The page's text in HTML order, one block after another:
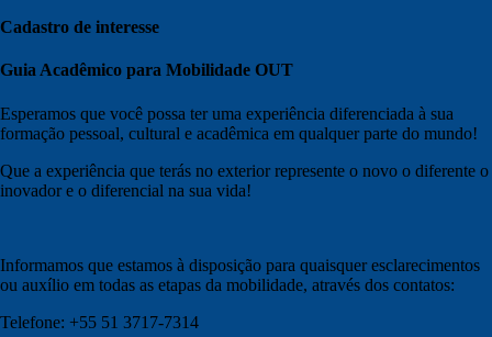
Cadastro de interesse
Guia Acadêmico para Mobilidade OUT
Esperamos que você possa ter uma experiência diferenciada à sua
formação pessoal, cultural e acadêmica em qualquer parte do mundo!
Que a experiência que terás no exterior represente o novo o diferente o
inovador e o diferencial na sua vida!
Informamos que estamos à disposição para quaisquer esclarecimentos
ou auxílio em todas as etapas da mobilidade, através dos contatos:
Telefone: +55 51 3717-7314